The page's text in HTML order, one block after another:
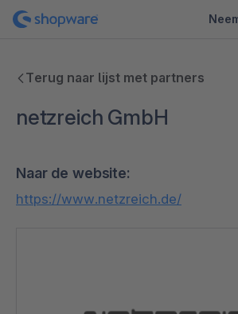
Terug naar lijst met partners
netzreich GmbH
Naar de website:
https://www.netzreich.de/